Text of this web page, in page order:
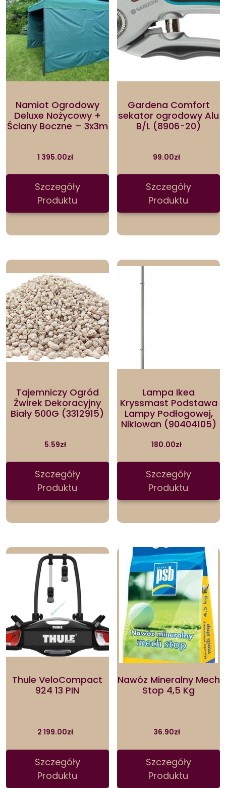
Namiot Ogrodowy
Deluxe Nożycowy +
Ściany Boczne – 3x3m
1 395.00zł
Szczegóły
Produktu
Gardena Comfort
sekator ogrodowy Alu
B/L (8906-20)
99.00zł
Szczegóły
Produktu
Tajemniczy Ogród
Żwirek Dekoracyjny
Biały 500G (3312915)
5.59zł
Szczegóły
Produktu
Lampa Ikea
Kryssmast Podstawa
Lampy Podłogowej,
Niklowan (90404105)
180.00zł
Szczegóły
Produktu
Thule VeloCompact
924 13 PIN
2 199.00zł
Szczegóły
Produktu
Nawóz Mineralny Mech
Stop 4,5 Kg
36.90zł
Szczegóły
Produktu